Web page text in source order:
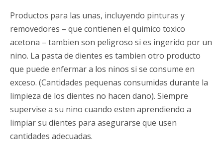
Productos para las unas, incluyendo pinturas y
removedores – que contienen el quimico toxico
acetona – tambien son peligroso si es ingerido por un
nino. La pasta de dientes es tambien otro producto
que puede enfermar a los ninos si se consume en
exceso. (Cantidades pequenas consumidas durante la
limpieza de los dientes no hacen dano). Siempre
supervise a su nino cuando esten aprendiendo a
limpiar su dientes para asegurarse que usen
cantidades adecuadas.